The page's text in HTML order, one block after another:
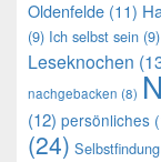
Oldenfelde (11)
(9) Ich selbst sein (9)
Leseknochen
nachgebacken (8)
(12) persönliches
(24) Selbstfindung